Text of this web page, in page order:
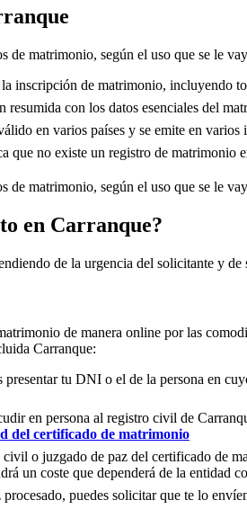
de matrimonio, según el uso que se le
inscripción de matrimonio, incluyendo
resumida con los datos esenciales del
en varios países y se emite en
que no existe un registro de matrimonio
de matrimonio, según el uso que se le
en Carranque?
de la urgencia del solicitante y
de manera online por las
Carranque:
presentar tu DNI o el de la persona en
en persona al registro civil de
del certificado de matrimonio
o juzgado de paz del certificado de
un coste que dependerá de la entidad
puedes solicitar que te lo